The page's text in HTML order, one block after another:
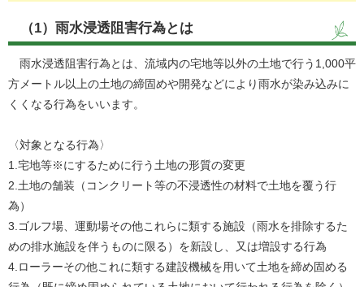
（1）雨水浸透阻害行為とは
雨水浸透阻害行為とは、流域内の宅地等以外の土地で行う1,000平
方メートル以上の土地の締固めや開発などにより雨水が染み込みに
くくなる行為をいいます。
〈対象となる行為〉
1.宅地等※にするために行う土地の形質の変更
2.土地の舗装（コンクリート等の不浸透性の材料で土地を覆う行
為）
3.ゴルフ場、運動場その他これらに類する施設（雨水を排除するた
めの排水施設を伴うものに限る）を新設し、又は増設する行為
4.ローラーその他これに類する建設機械を用いて土地を締め固める